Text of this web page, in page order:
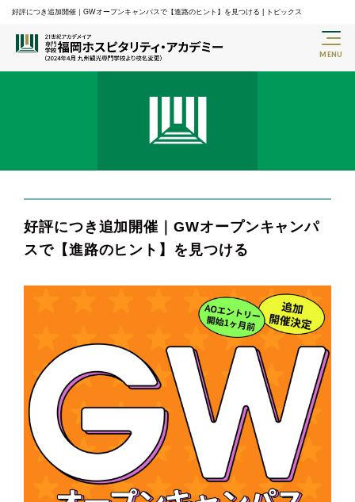
好評につき追加開催｜GWオープンキャンパスで【進路のヒント】を見つける | トピックス
好評につき追加開催｜GWオープンキャンパ
スで【進路のヒント】を見つける